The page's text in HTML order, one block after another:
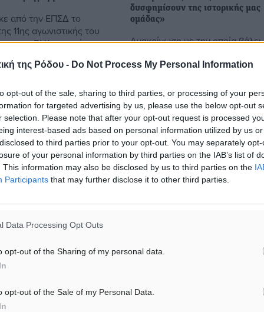
της Ρόδου - Do Not Process My Personal Information
opt-out of the sale, sharing to third parties, or processing of your
for targeted advertising by us, please use the below opt-out
selection. Please note that after your opt-out request is processed
interest-based ads based on personal information utilized by us
to third parties prior to your opt-out. You may separately
of your personal information by third parties on the IAB’s list of
This information may also be disclosed by us to third parties on the
Participants that may further disclose it to other third parties.
Data Processing Opt Outs
opt-out of the Sharing of my personal data.
opt-out of the Sale of my Personal Data.
από την ΕΠΣΔ το
11ης αγωνιστικής του
της Β’ Κατηγορίας του
την Κυριακή, με τον Α.Ο. ...
δυσφημίσουν της ιστορικής μας
ομάδας»
Ανακοίνωση με την οποία βάλει
αφορμή τα όσα έγιναν και
Αναγέννηση Ασφενδιού.
«Το Σάββατο 2 ...
06.02.19, 17:17
Προκρίθηκε ο